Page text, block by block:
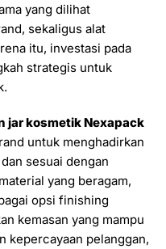
yang dilihat
sekaligus alat
itu, investasi pada
strategis untuk
jar kosmetik Nexapack
untuk menghadirkan
sesuai dengan
yang beragam,
opsi finishing
kemasan yang mampu
kepercayaan pelanggan,